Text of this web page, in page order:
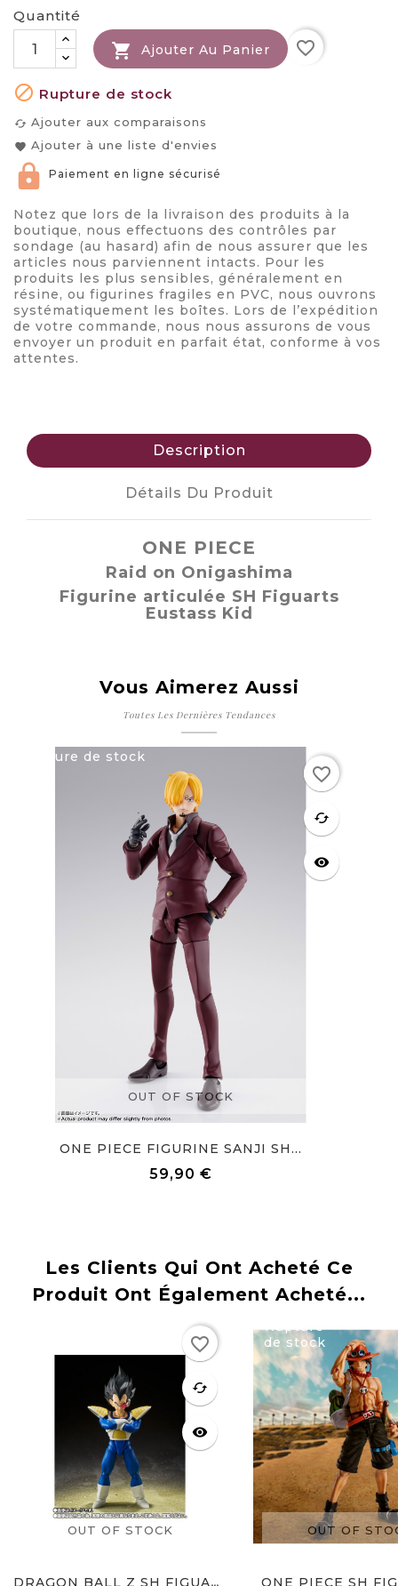
Quantité
 Ajouter Au Panier favorite_border
 Rupture de stock
cached Ajouter aux comparaisons
favorite Ajouter à une liste d'envies
Paiement en ligne sécurisé
Notez que lors de la livraison des produits à la
boutique, nous effectuons des contrôles par
sondage (au hasard) afin de nous assurer que les
articles nous parviennent intacts. Pour les
produits les plus sensibles, généralement en
résine, ou figurines fragiles en PVC, nous ouvrons
systématiquement les boîtes. Lors de l’expédition
de votre commande, nous nous assurons de vous
envoyer un produit en parfait état, conforme à vos
attentes.
Description
Détails Du Produit
ONE PIECE
Raid on Onigashima
Figurine articulée SH Figuarts
Eustass Kid
Vous Aimerez Aussi
Toutes Les Dernières Tendances
Rupture de stock
OUT OF STOCK
favorite
cached
visibility
ONE PIECE FIGURINE SANJI SH...
59,90 €
favorite_border
Les Clients Qui Ont Acheté Ce
Produit Ont Également Acheté...
OUT OF STOCK
favorite
cached
visibility
DRAGON BALL Z SH FIGUARTS...
favorite_border
Rupture
de stock
OUT OF
ONE PIECE SH